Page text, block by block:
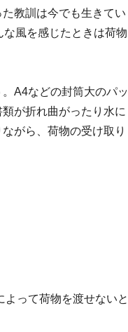
教訓は今でも生きてい
風を感じたときは荷物
A4などの封筒大のパッ
が折れ曲がったり水に
がら、荷物の受け取り
って荷物を渡せないと